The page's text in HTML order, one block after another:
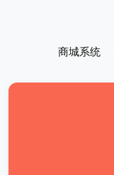
商城系统